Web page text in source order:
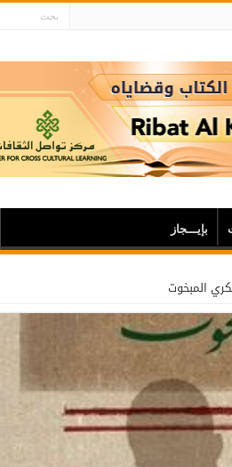
بإيـــجاز
المبخوت